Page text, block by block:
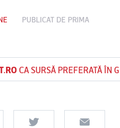
PUBLICAT DE PRIMA
CA SURSĂ PREFERATĂ ÎN